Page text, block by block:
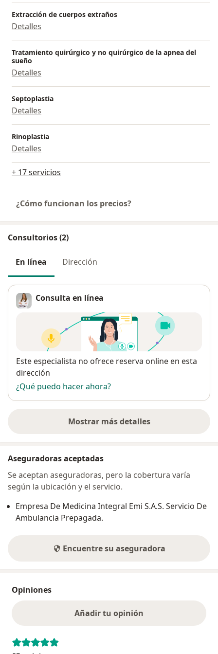
Otorrinolaringóloga y co-fundadora de Otorrinomedic
- Centro de Otología y Otorrinolaringología, Bogotá.
Extracción de cuerpos extraños
Detalles
Tratamiento quirúrgico y no quirúrgico de la apnea del
sueño
Detalles
Septoplastia
Detalles
Rinoplastia
Detalles
+ 17 servicios
¿Cómo funcionan los precios?
Consultorios (2)
En línea Dirección
Consulta en línea
Disponibilidad
Este especialista no ofrece reserva online en esta
dirección
¿Qué puedo hacer ahora?
Mostrar más detalles
sobre la dirección
Aseguradoras aceptadas
Se aceptan aseguradoras, pero la cobertura varía
según la ubicación y el servicio.
Empresa De Medicina Integral Emi S.A.S. Servicio De
Ambulancia Prepagada.
Encuentre su aseguradora
Opiniones
Añadir tu opinión